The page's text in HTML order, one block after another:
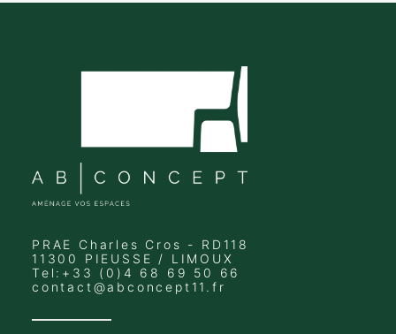
PRAE Charles Cros - RD118
11300 PIEUSSE / LIMOUX
Tel:+33 (0)4 68 69 50 66
contact@abconcept11.fr